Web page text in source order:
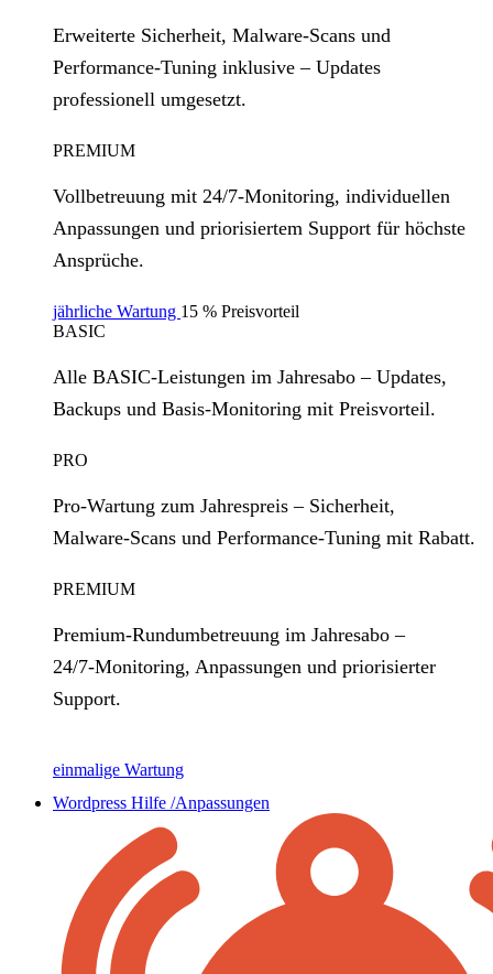
Erweiterte Sicherheit, Malware‑Scans und
Performance‑Tuning inklusive – Updates
professionell umgesetzt.
PREMIUM
Vollbetreuung mit 24/7‑Monitoring, individuellen
Anpassungen und priorisiertem Support für höchste
Ansprüche.
jährliche Wartung 15 % Preisvorteil
BASIC
Alle BASIC‑Leistungen im Jahresabo – Updates,
Backups und Basis‑Monitoring mit Preisvorteil.
PRO
Pro‑Wartung zum Jahrespreis – Sicherheit,
Malware‑Scans und Performance‑Tuning mit Rabatt.
PREMIUM
Premium‑Rundumbetreuung im Jahresabo –
24/7‑Monitoring, Anpassungen und priorisierter
Support.
einmalige Wartung
Wordpress Hilfe /Anpassungen